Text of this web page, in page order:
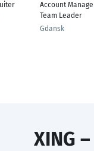
Account
Team Leader
Gdansk
XING